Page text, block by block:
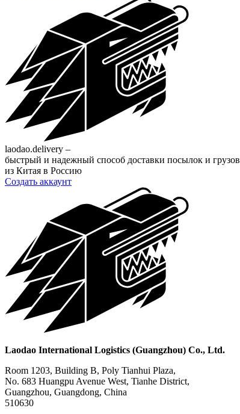
laodao.delivery –
быстрый и надежный способ доставки посылок и грузов
из Китая в Россию
Создать аккаунт
Laodao International Logistics (Guangzhou) Co., Ltd.
Room 1203, Building B, Poly Tianhui Plaza,
No. 683 Huangpu Avenue West, Tianhe District,
Guangzhou, Guangdong, China
510630